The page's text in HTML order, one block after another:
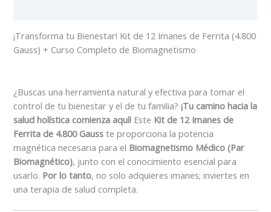
¡Transforma tu Bienestar! Kit de 12 Imanes de Ferrita (4.800
Gauss) + Curso Completo de Biomagnetismo
¿Buscas una herramienta natural y efectiva para tomar el
control de tu bienestar y el de tu familia?¡Tu camino hacia la
salud holística comienza aquí! Este Kit de 12 Imanes de
Ferrita de 4.800 Gauss te proporciona la potencia
magnética necesaria para el Biomagnetismo Médico (Par
Biomagnético), junto con el conocimiento esencial para
usarlo. Por lo tanto, no solo adquieres imanes; inviertes en
una terapia de salud completa.